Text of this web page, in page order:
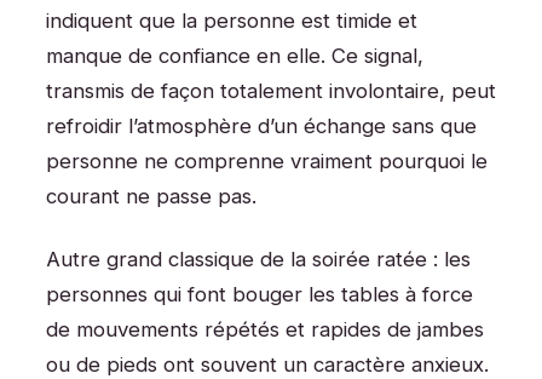
indiquent que la personne est timide et
manque de confiance en elle. Ce signal,
transmis de façon totalement involontaire, peut
refroidir l’atmosphère d’un échange sans que
personne ne comprenne vraiment pourquoi le
courant ne passe pas.
Autre grand classique de la soirée ratée : les
personnes qui font bouger les tables à force
de mouvements répétés et rapides de jambes
ou de pieds ont souvent un caractère anxieux.